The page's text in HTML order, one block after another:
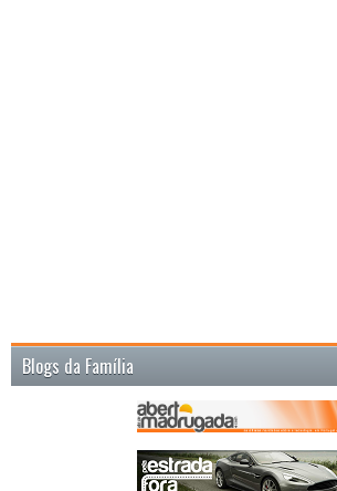
Blogs da Família